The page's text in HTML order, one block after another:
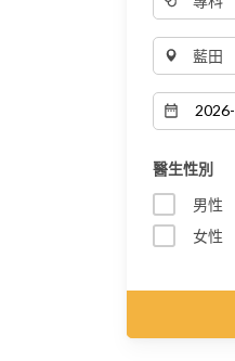
藍田
醫生性別
男性
女性